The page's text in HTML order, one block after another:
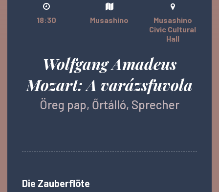
18:30 Musashino
Musashino
Civic Cultural
Hall
Wolfgang Amadeus
Mozart: A varázsfuvola
Öreg pap, Őrtálló, Sprecher
Die Zauberflöte